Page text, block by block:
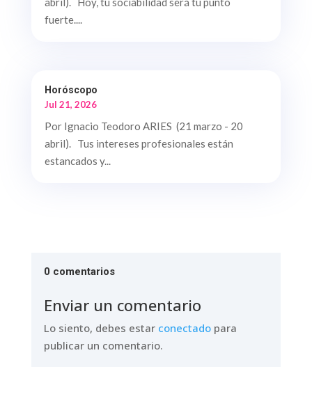
fuerte....
Horóscopo
Jul 21, 2026
Por Ignacio Teodoro ARIES (21 marzo - 20
abril). Tus intereses profesionales están
estancados y...
0 comentarios
Enviar un comentario
Lo siento, debes estar conectadopara
publicar un comentario.